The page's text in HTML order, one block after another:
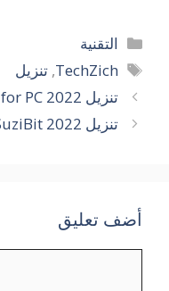
التصنيفات
التقنية
الوسوم
TechZich
,تنزيل
تنزيل Capcut App for PC 2022
تنزيل SuziBit 2022
أضف تعليق